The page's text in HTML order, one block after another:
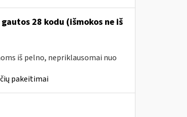
28 kodu (išmokos ne iš
iš pelno, nepriklausomai nuo
pakeitimai